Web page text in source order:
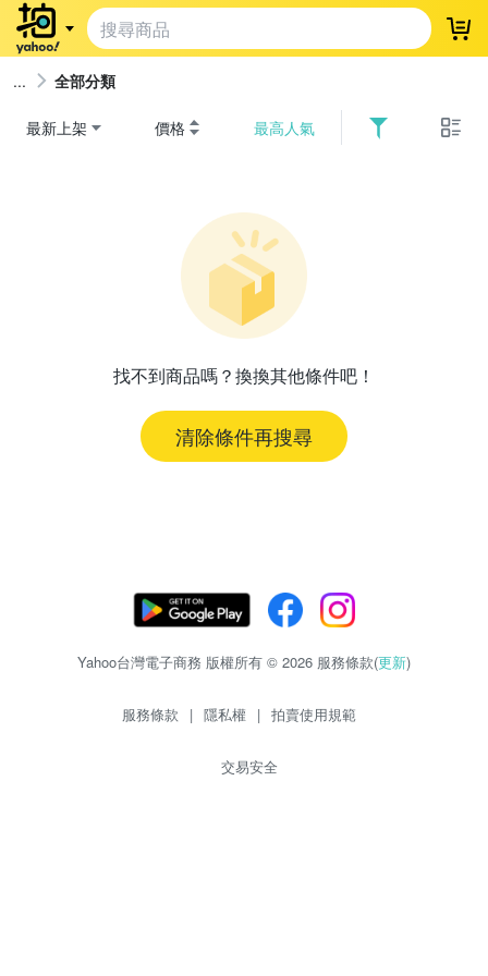
登
全部分類
最新上架 價格 最高人氣
找不到商品嗎？換換其他條件吧！
清除條件再搜尋
Yahoo台灣電子商務 版權所有 © 2026 服務條款(更新)
服務條款 | 隱私權 | 拍賣使用規範
交易安全